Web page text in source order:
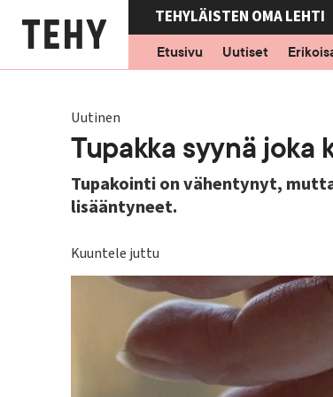
pääsisältöön
TEHYLÄISTEN OMA LEHTI
Etusivu
Uutiset
Uutinen
Tupakka syynä joka
Tupakointi on vähentynyt,
lisääntyneet.
Kuuntele juttu